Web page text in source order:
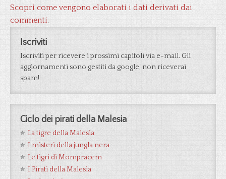
Scopri come vengono elaborati i dati derivati dai
commenti.
Iscriviti
Iscriviti per ricevere i prossimi capitoli via e-mail. Gli
aggiornamenti sono gestiti da google, non riceverai
spam!
Ciclo dei pirati della Malesia
La tigre della Malesia
I misteri della jungla nera
Le tigri di Mompracem
I Pirati della Malesia